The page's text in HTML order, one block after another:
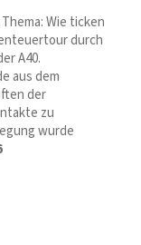
Wie ticken
durch
A40.
aus dem
der
zu
wurde